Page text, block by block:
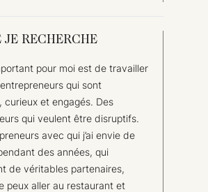
JE RECHERCHE
pour moi est de travailler
qui sont
curieux et engagés. Des
qui veulent être disruptifs.
avec qui j’ai envie de
des années, qui
de véritables partenaires,
peux aller au restaurant et